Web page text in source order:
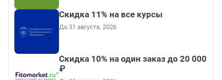
Скидка 11% на все курсы
До 31 августа, 2026
Скидка 10% на один заказ до 20 000
₽